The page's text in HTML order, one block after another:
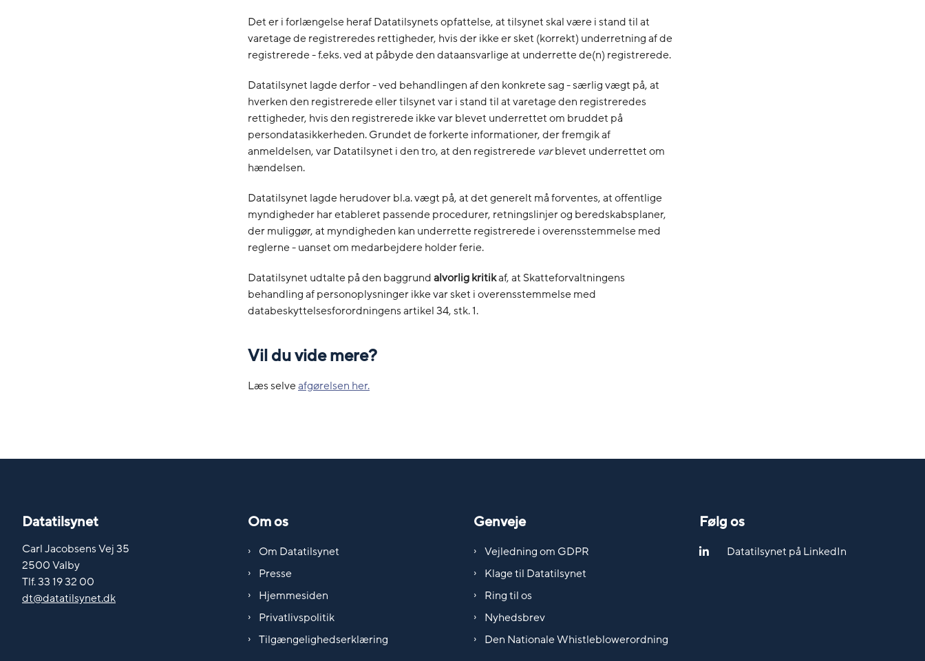
Det er i forlængelse heraf Datatilsynets opfattelse, at tilsynet skal være i stand til at
varetage de registreredes rettigheder, hvis der ikke er sket (korrekt) underretning af de
registrerede - f.eks. ved at påbyde den dataansvarlige at underrette de(n) registrerede.
Datatilsynet lagde derfor - ved behandlingen af den konkrete sag - særlig vægt på, at
hverken den registrerede eller tilsynet var i stand til at varetage den registreredes
rettigheder, hvis den registrerede ikke var blevet underrettet om bruddet på
persondatasikkerheden. Grundet de forkerte informationer, der fremgik af
anmeldelsen, var Datatilsynet i den tro, at den registrerede varblevet underrettet om
hændelsen.
Datatilsynet lagde herudover bl.a. vægt på, at det generelt må forventes, at offentlige
myndigheder har etableret passende procedurer, retningslinjer og beredskabsplaner,
der muliggør, at myndigheden kan underrette registrerede i overensstemmelse med
reglerne - uanset om medarbejdere holder ferie.
Datatilsynet udtalte på den baggrundalvorlig kritikaf, at Skatteforvaltningens
behandling af personoplysninger ikke var sket i overensstemmelse med
databeskyttelsesforordningens artikel 34, stk. 1.
Vil du vide mere?
Læs selveafgørelsen her.
Datatilsynet
Carl Jacobsens Vej 35
2500 Valby
Tlf. 33 19 32 00
dt@datatilsynet.dk
Om os
Om Datatilsynet
Presse
Hjemmesiden
Privatlivspolitik
Tilgængelighedserklæring
Genveje
Vejledning om GDPR
Klage til Datatilsynet
Ring til os
Nyhedsbrev
Den Nationale Whistleblowerordning
Følg os
Datatilsynet på LinkedIn